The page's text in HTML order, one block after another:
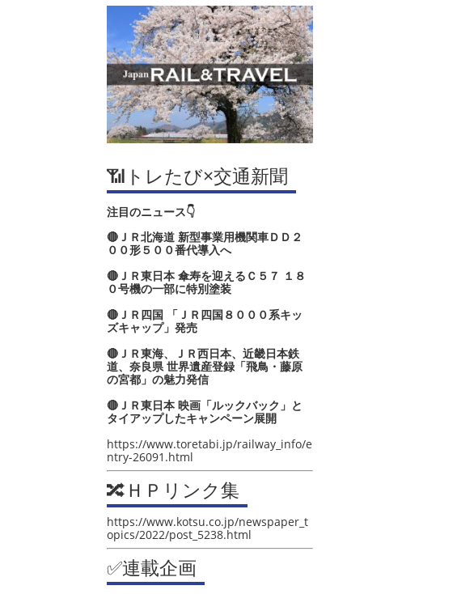
📶トレたび×交通新聞
注目のニュース👇
🔴ＪＲ北海道 新型事業用機関車ＤＤ２
００形５００番代導入へ
🔴ＪＲ東日本 傘寿を迎えるＣ５７ １８
０号機の一部に特別塗装
🔴ＪＲ四国 「ＪＲ四国８０００系キッ
ズキャップ」発売
🔴ＪＲ東海、ＪＲ西日本、近畿日本鉄
道、奈良県 世界遺産登録「飛鳥・藤原
の宮都」の魅力発信
🔴ＪＲ東日本 映画「ルックバック」と
タイアップしたキャンペーン展開
https://www.toretabi.jp/railway_info/e
ntry-26091.html
🔀ＨＰリンク集
https://www.kotsu.co.jp/newspaper_t
opics/2022/post_5238.html
✅連載企画